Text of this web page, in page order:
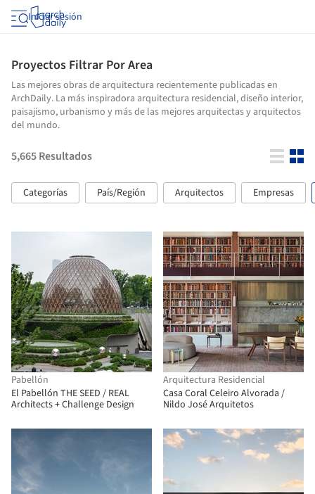
Iniciar sesión
Proyectos Filtrar Por Area
Las mejores obras de arquitectura recientemente publicadas en
ArchDaily. La más inspiradora arquitectura residencial, diseño interior,
paisajismo, urbanismo y más de las mejores arquitectas y arquitectos
del mundo.
5,665Resultados
Categorías País/Región Arquitectos Empresas
Pabellón
El Pabellón THE SEED / REAL
Architects + Challenge Design
Arquitectura Residencial
Casa Coral Celeiro Alvorada /
Nildo José Arquitetos